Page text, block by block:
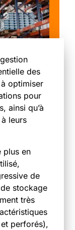
des
optimiser
pour
ainsi qu’à
leurs
plus en
de
stockage
très
perforés),